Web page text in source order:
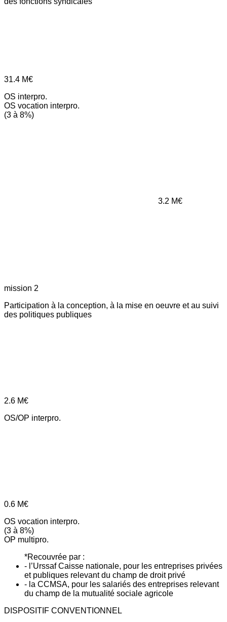
31.4 M€
OS interpro.
OS vocation interpro.
(3 à 8%)
3.2 M€
mission 2
Participation à la conception, à la mise en oeuvre et au suivi
des politiques publiques
2.6 M€
OS/OP interpro.
0.6 M€
OS vocation interpro.
(3 à 8%)
OP multipro.
*Recouvrée par :
- l’Urssaf Caisse nationale, pour les entreprises privées
et publiques relevant du champ de droit privé
- la CCMSA, pour les salariés des entreprises relevant
du champ de la mutualité sociale agricole
DISPOSITIF CONVENTIONNEL